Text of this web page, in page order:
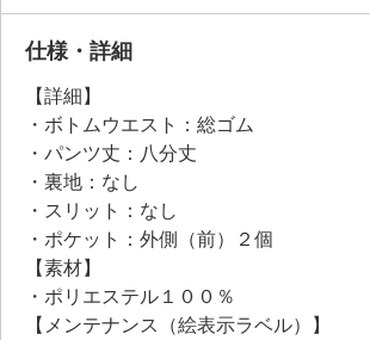
●普段と同じサイズをおすすめ
仕様・詳細
【詳細】
・ボトムウエスト：総ゴム
・パンツ丈：八分丈
・裏地：なし
・スリット：なし
・ポケット：外側（前）２個
【素材】
・ポリエステル１００％
【メンテナンス（絵表示ラベル）】